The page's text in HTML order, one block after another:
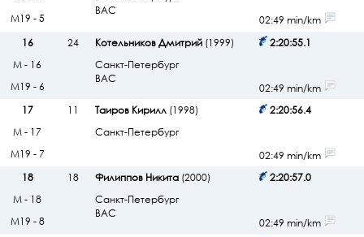
ВАС
М19 - 5
02:49 min/km
16
24 Котельников Дмитрий(1999)
Санкт-Петербург
ВАС
2:20:55.1
М - 16
М19 - 6
02:49 min/km
17
11 Таиров Кирилл(1998)
Санкт-Петербург
2:20:56.4
М - 17
М19 - 7
02:49 min/km
18
18 Филиппов Никита(2000)
Санкт-Петербург
ВАС
2:20:57.0
М - 18
М19 - 8
02:49 min/km